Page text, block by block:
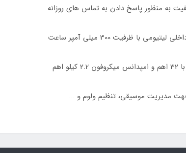
به منظور پاسخ دادن به تماس های روزانه
با ظرفیت 300 میلی آمپر ساعت
مدیریت موسیقی، تنظیم ولوم و ...